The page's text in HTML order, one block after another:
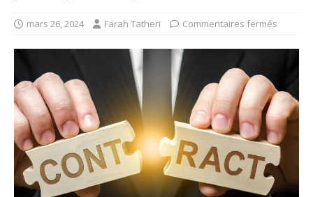
mars 26, 2024 Farah Tatheri Commentaires fermés